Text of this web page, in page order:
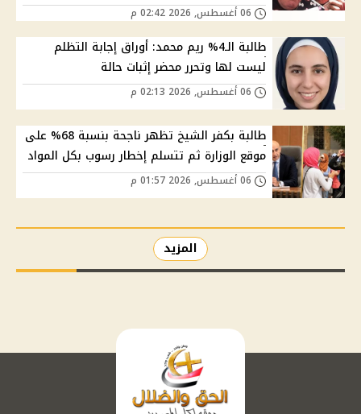
طالبة الـ4% ريم محمد: أوراق إجابة التظلم
ليست لها وتحرر محضر إثبات حالة
طالبة بكفر الشيخ تظهر ناجحة بنسبة 68% على
موقع الوزارة ثم تتسلم إخطار رسوب بكل المواد
المزيد